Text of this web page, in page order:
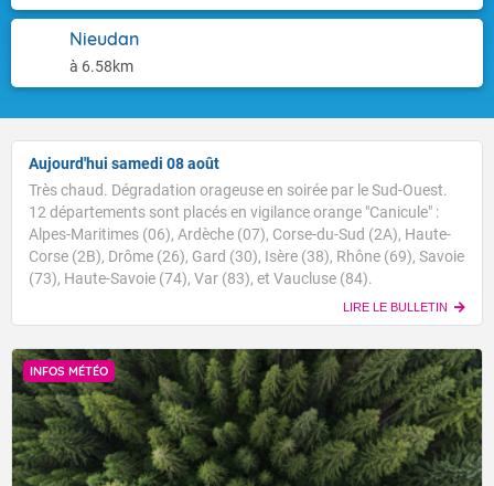
Nieudan
à 6.58km
Aujourd'hui samedi 08 août
Très chaud. Dégradation orageuse en soirée par le Sud-Ouest.
12 départements sont placés en vigilance orange "Canicule" :
Alpes-Maritimes (06), Ardèche (07), Corse-du-Sud (2A), Haute-
Corse (2B), Drôme (26), Gard (30), Isère (38), Rhône (69), Savoie
(73), Haute-Savoie (74), Var (83), et Vaucluse (84).
LIRE LE BULLETIN
INFOS MÉTÉO